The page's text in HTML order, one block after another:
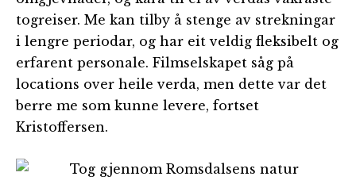
togreiser. Me kan tilby å stenge av strekningar
i lengre periodar, og har eit veldig fleksibelt og
erfarent personale. Filmselskapet såg på
locations over heile verda, men dette var det
berre me som kunne levere, fortset
Kristoffersen.